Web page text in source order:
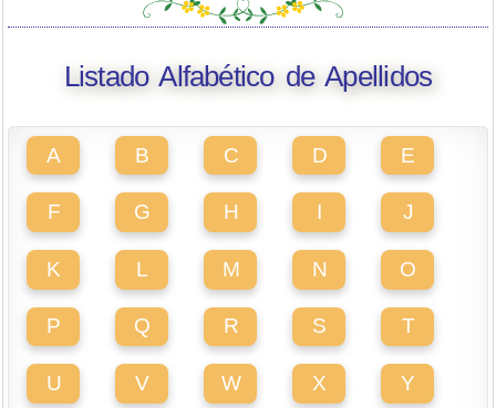
Listado Alfabético de Apellidos
A B C D E
F G H I J
K L M N O
P Q R S T
U V W X Y